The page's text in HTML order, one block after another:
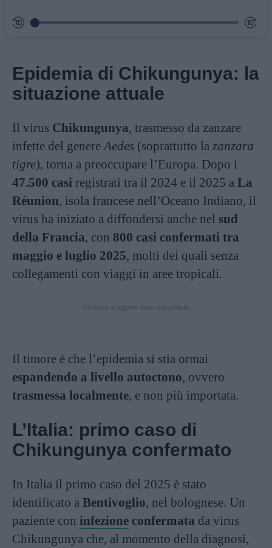
Epidemia di Chikungunya: la
situazione attuale
Il virus Chikungunya, trasmesso da zanzare
infette del genereAedes (soprattutto la zanzara
tigre), torna a preoccupare l’Europa. Dopo i
47.500 casi registrati tra il 2024 e il 2025 a La
Réunion, isola francese nell’Oceano Indiano, il
virus ha iniziato a diffondersi anche nel sud
della Francia, con 800 casi confermati tra
maggio e luglio 2025, molti dei quali senza
collegamenti con viaggi in aree tropicali.
Il timore è che l’epidemia si stia ormai
espandendo a livello autoctono, ovvero
trasmessa localmente, e non più importata.
L’Italia: primo caso di
Chikungunya confermato
In Italia il primo caso del 2025 è stato
identificato a Bentivoglio, nel bolognese. Un
paziente con infezione confermata da virus
Chikungunya che, al momento della diagnosi,